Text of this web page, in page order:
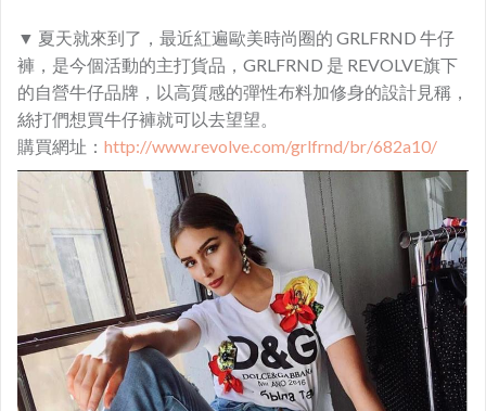
▼ 夏天就來到了，最近紅遍歐美時尚圈的 GRLFRND 牛仔
褲，是今個活動的主打貨品，GRLFRND 是 REVOLVE旗下
的自營牛仔品牌，以高質感的彈性布料加修身的設計見稱，
絲打們想買牛仔褲就可以去望望。
購買網址： http://www.revolve.com/grlfrnd/br/682a10/